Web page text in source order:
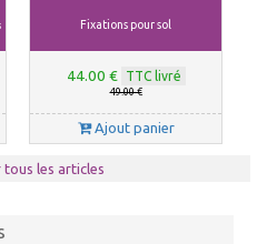
Fixations pour sol
44.00 € TTC livré
49.00 €
Ajout panier
les articles